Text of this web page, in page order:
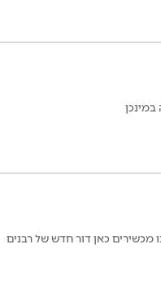
המתמדת במינכן: "86 שנים לליל הבדולח אנו מכשירים כאן דור חדש של רבנים